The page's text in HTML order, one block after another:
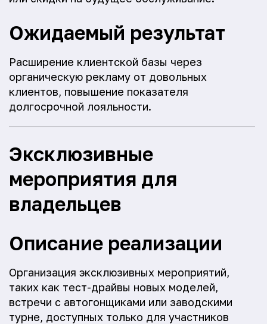
Ожидаемый результат
Расширение клиентской базы через
органическую рекламу от довольных
клиентов, повышение показателя
долгосрочной лояльности.
Эксклюзивные
мероприятия для
владельцев
Описание реализации
Организация эксклюзивных мероприятий,
таких как тест-драйвы новых моделей,
встречи с автогонщиками или заводскими
турне, доступных только для участников